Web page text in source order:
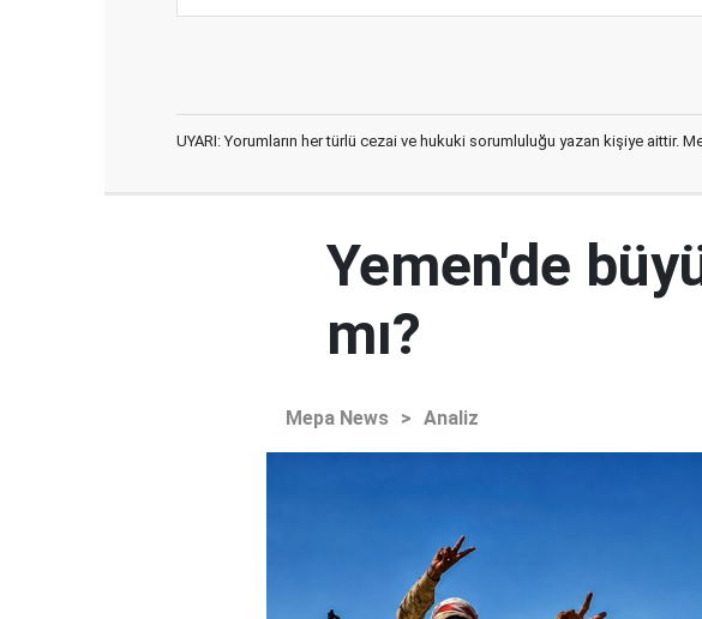
UYARI: Yorumların her türlü cezai ve hukuki sorumluluğu yazan kişiye aittir.
Yemen'de
mı?
Mepa News > Analiz